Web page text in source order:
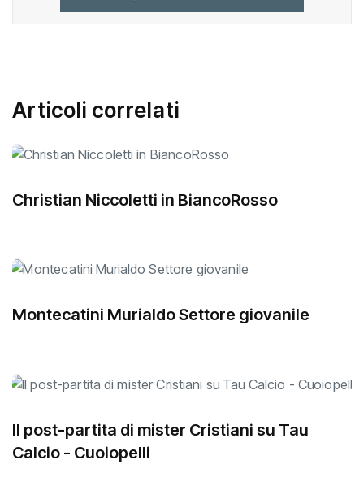
Articoli correlati
Christian Niccoletti in BiancoRosso
Montecatini Murialdo Settore giovanile
Il post-partita di mister Cristiani su Tau
Calcio - Cuoiopelli